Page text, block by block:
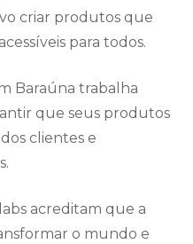
criar produtos que
para todos.
Baraúna trabalha
que seus produtos
clientes e
acreditam que a
o mundo e